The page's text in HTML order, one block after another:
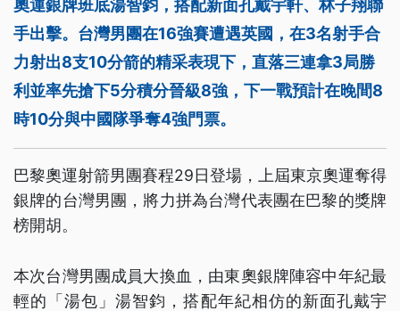
奧運銀牌班底湯智鈞，搭配新面孔戴宇軒、林子翔聯
手出擊。台灣男團在16強賽遭遇英國，在3名射手合
力射出8支10分箭的精采表現下，直落三連拿3局勝
利並率先搶下5分積分晉級8強，下一戰預計在晚間8
時10分與中國隊爭奪4強門票。
巴黎奧運射箭男團賽程29日登場，上屆東京奧運奪得
銀牌的台灣男團，將力拼為台灣代表團在巴黎的獎牌
榜開胡。
本次台灣男團成員大換血，由東奧銀牌陣容中年紀最
輕的「湯包」湯智鈞，搭配年紀相仿的新面孔戴宇